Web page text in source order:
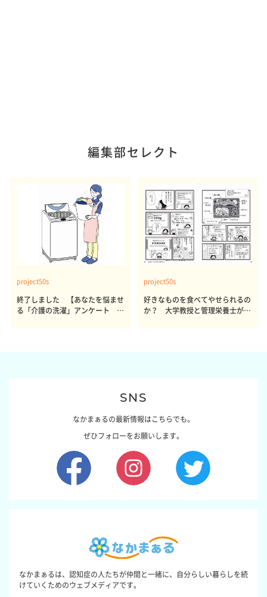
編集部セレクト
project50s
終了しました 【あなたを悩ませ
る「介護の洗濯」アンケート 体
project50s
好きなものを食べてやせられるの
か？ 大学教授と管理栄養士が出
SNS
なかまぁるの最新情報はこちらでも。
ぜひフォローをお願いします。
なかまぁるは、認知症の人たちが仲間と一緒に、自分らしい暮らしを続
けていくためのウェブメディアです。